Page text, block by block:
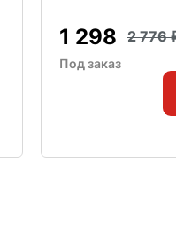
1 298 2 776
Под заказ